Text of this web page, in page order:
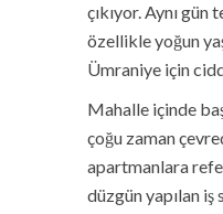
çıkıyor. Aynı
özellikle yoğun
Ümraniye için
Mahalle içinde
çoğu zaman
apartmanlara
düzgün yapılan iş